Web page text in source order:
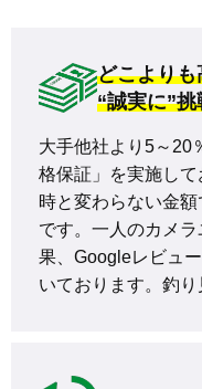
どこより
“誠実に”
大手他社より5～20
格保証」を実施し
時と変わらない金
です。一人のカメ
果、Googleレビュ
いております。釣り